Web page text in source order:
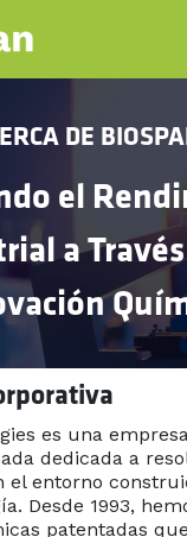
DE
el
a
es una
dedicada a
el entorno
Desde 1993,
patentadas